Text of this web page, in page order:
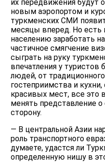
их передвижения будут
новым аэропортом и
туркменских СМИ
месяцы вперед. Но есть
населению заработать
частичное смягчение
сыграть на руку
впечатления у
людей, от
гостеприимства и
красивых мест, все это
менять представление
сторону.
— В центральной Азии
роль транспортного
думаете, удастся ли
определенную нишу в